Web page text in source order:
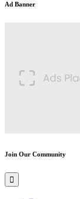
Ad Banner
Join Our Community